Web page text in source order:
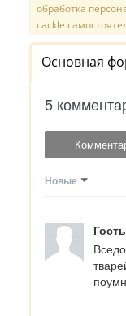
обработка
cackle
Основная
5
Новые
Гость